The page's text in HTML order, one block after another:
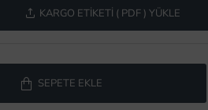
KARGO ETIKETI ( PDF ) YÜKLE
SEPETE EKLE